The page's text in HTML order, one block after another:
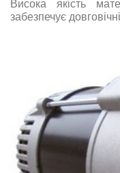
Висока якість
забезпечує